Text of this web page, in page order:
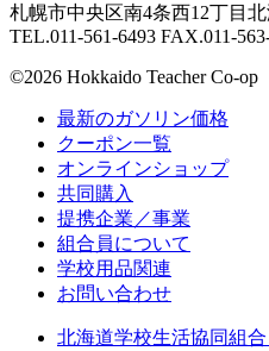
札幌市中央区南4条西12丁目
TEL.011-561-6493 FAX.011-
©2026 Hokkaido Teacher Co-op
最新のガソリン価格
クーポン一覧
オンラインショップ
共同購入
提携企業／事業
組合員について
学校用品関連
お問い合わせ
北海道学校生活協同組